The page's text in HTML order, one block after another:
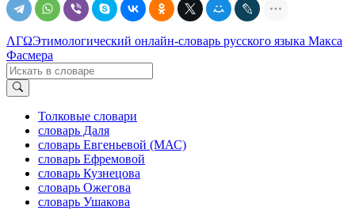
ΛΓΩЭтимологический онлайн-словарь русского языка Макса
Фасмера
Толковые словари
словарь Даля
словарь Евгеньевой (МАС)
словарь Ефремовой
словарь Кузнецова
словарь Ожегова
словарь Ушакова